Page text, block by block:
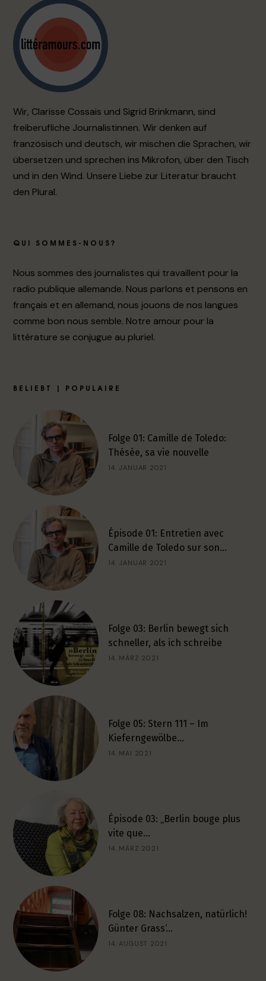
Wir, Clarisse Cossais und Sigrid Brinkmann, sind
freiberufliche Journalistinnen. Wir denken auf
französisch und deutsch, wir mischen die Sprachen, wir
übersetzen und sprechen ins Mikrofon, über den Tisch
und in den Wind. Unsere Liebe zur Literatur braucht
den Plural.
QUI SOMMES-NOUS?
Nous sommes des journalistes qui travaillent pour la
radio publique allemande. Nous parlons et pensons en
français et en allemand, nous jouons de nos langues
comme bon nous semble. Notre amour pour la
littérature se conjugue au pluriel.
BELIEBT | POPULAIRE
Folge 01: Camille de Toledo:
Thésée, sa vie nouvelle
14. JANUAR 2021
Épisode 01: Entretien avec
Camille de Toledo sur son…
14. JANUAR 2021
Folge 03: Berlin bewegt sich
schneller, als ich schreibe
14. MÄRZ 2021
Folge 05: Stern 111 – Im
Kieferngewölbe…
14. MAI 2021
Épisode 03: „Berlin bouge plus
vite que…
14. MÄRZ 2021
Folge 08: Nachsalzen, natürlich!
Günter Grass‘…
14. AUGUST 2021